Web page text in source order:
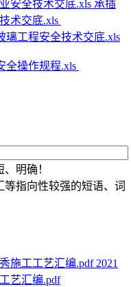
承插
术交底.xls
璃工程安全技术交底.xls
全操作规程.xls
明确！
指向性较强的短语、词
2021
艺汇编.pdf